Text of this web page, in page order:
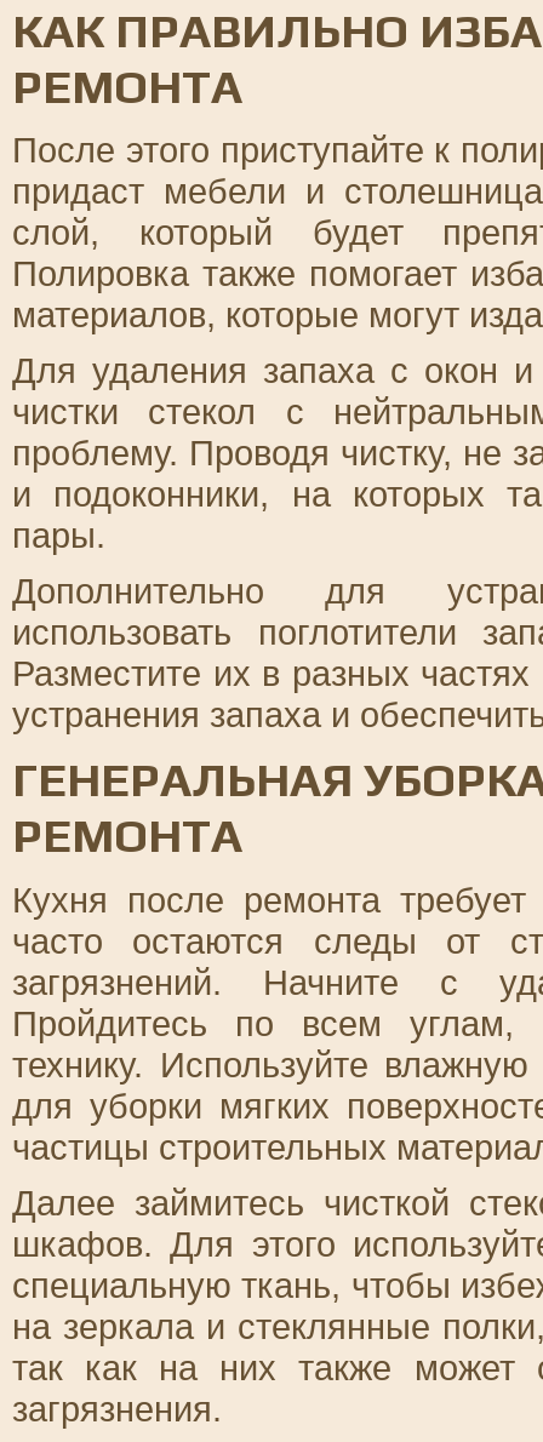
КАК ПРАВИЛЬНО
РЕМОНТА
После этого приступайте к
придаст мебели и
слой, который будет
Полировка также помогает
материалов, которые могут
Для удаления запаха с окон и
чистки стекол с
проблему. Проводя чистку, не
и подоконники, на которых
пары.
Дополнительно для
использовать поглотители
Разместите их в разных
устранения запаха и
ГЕНЕРАЛЬНАЯ
РЕМОНТА
Кухня после ремонта
часто остаются следы от
загрязнений. Начните с
Пройдитесь по всем
технику. Используйте
для уборки мягких
частицы строительных
Далее займитесь чисткой
шкафов. Для этого
специальную ткань, чтобы
на зеркала и стеклянные
так как на них также может
загрязнения.